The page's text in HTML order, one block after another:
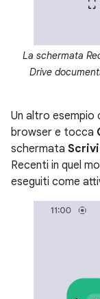
La schermata
Drive
Un altro esempio
browser e tocca
schermata Scrivi
Recenti in quel
eseguiti come